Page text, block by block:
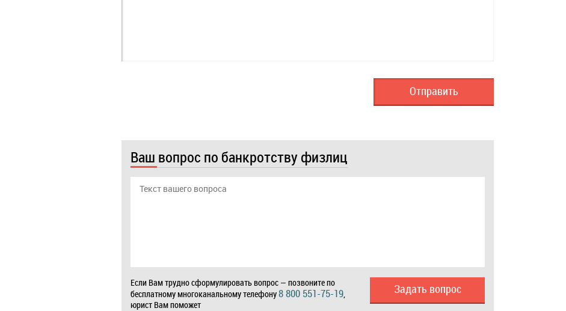
Ваш вопрос по банкротству физлиц
Если Вам трудно сформулировать вопрос — позвоните по
бесплатному многоканальному телефону8 800 551-75-19
юрист Вам поможет
Задать вопрос